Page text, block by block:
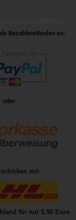
Bezahlmethoden an:
oder
mit
für nur 5,90 Euro